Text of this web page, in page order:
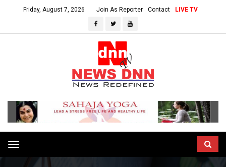
Friday, August 7, 2026 Join As Reporter Contact LIVE TV
Toggle
navigation